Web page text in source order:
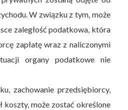
W związku z tym, może
zaległość podatkowa, która
zapłatę wraz z naliczonymi
organy podatkowe nie
zachowanie przedsiębiorcy,
koszty, może zostać określone